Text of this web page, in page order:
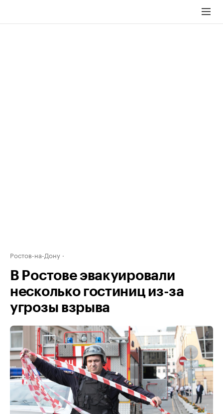
Ростов-на-Дону
В Ростове эвакуировали
несколько гостиниц из-за
угрозы взрыва